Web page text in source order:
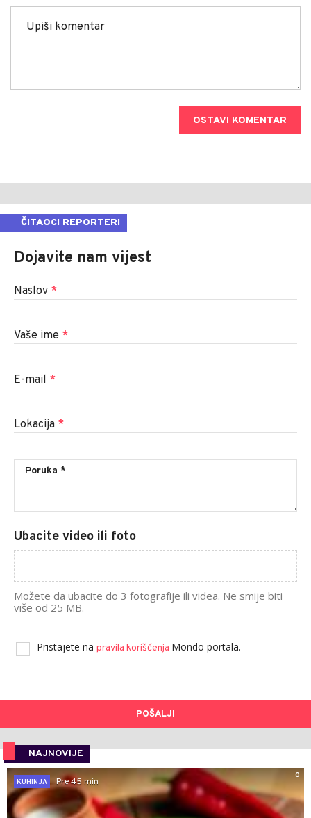
OSTAVI KOMENTAR
ČITAOCI REPORTERI
Dojavite nam vijest
Naslov *
Vaše ime *
E-mail *
Lokacija *
Ubacite video ili foto
Možete da ubacite do 3 fotografije ili videa. Ne smije biti
više od 25 MB.
Pristajete na pravila korišćenja Mondo portala.
POŠALJI
NAJNOVIJE
0
KUHINJA
Pre 45 min